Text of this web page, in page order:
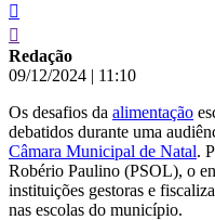
Redação
09/12/2024 | 11:10
Os desafios da alimentação
debatidos durante uma
Câmara Municipal de Natal.
Robério Paulino (PSOL), o
instituições gestoras e
nas escolas do município.